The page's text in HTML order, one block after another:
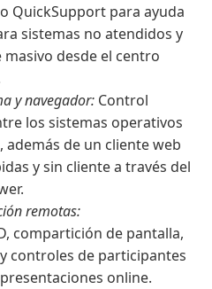
QuickSupport para ayuda
sistemas no atendidos y
desde el centro
y navegador: Control
los sistemas operativos
de un cliente web
y sin cliente a través del
remotas:
compartición de pantalla,
controles de participantes
online.